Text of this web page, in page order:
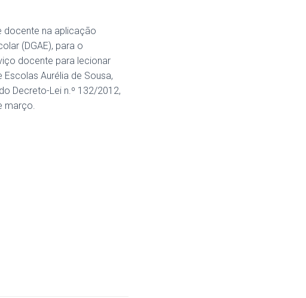
docente na aplicação
(DGAE), para o
docente para lecionar
Aurélia de Sousa,
Decreto-Lei n.º 132/2012,
março.